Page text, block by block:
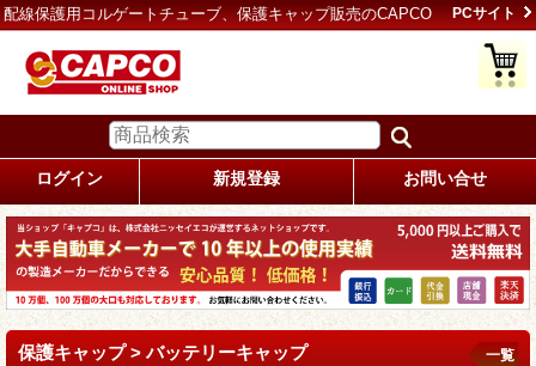
配線保護用コルゲートチューブ、保護キャップ販売のCAPCO PCサイト
ログイン 新規登録 お問い合せ
保護キャップ > バッテリーキャップ 一覧